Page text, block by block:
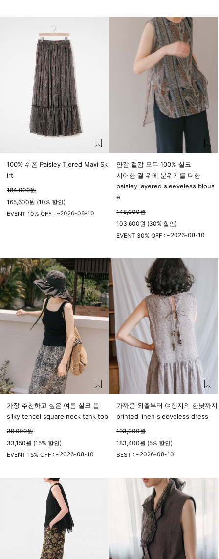
100% 쉬폰 Paisley Tiered Maxi Sk
irt
184,000원
165,600원 (10% 할인)
EVENT 10% OFF : ~2026-08-10
안감 겉감 모두 100% 실크
시어한 결 위에 분위기를 더한
paisley layered sleeveless blous
e
148,000원
103,600원 (30% 할인)
EVENT 30% OFF : ~2026-08-10
가장 추천하고 싶은 여름 실크 톱
silky tencel square neck tank top
39,000원
33,150원 (15% 할인)
EVENT 15% OFF : ~2026-08-10
가까운 외출부터 여행지의 한낮까지
printed linen sleeveless dress
193,000원
183,400원 (5% 할인)
BEST : ~2026-08-10